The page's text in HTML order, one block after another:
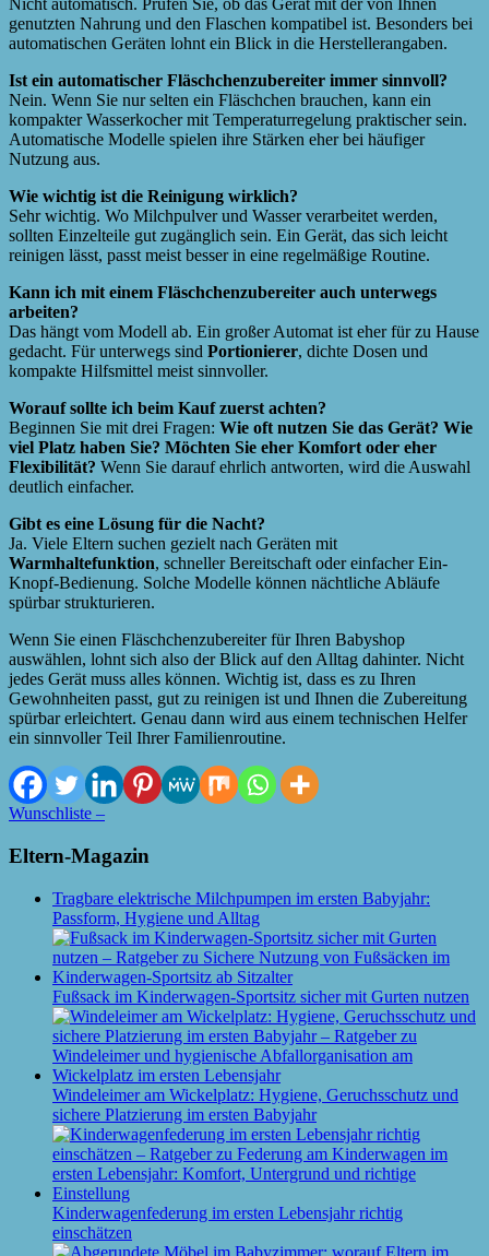
Nicht automatisch. Prüfen Sie, ob das Gerät mit der von Ihnen
genutzten Nahrung und den Flaschen kompatibel ist. Besonders bei
automatischen Geräten lohnt ein Blick in die Herstellerangaben.
Ist ein automatischer Fläschchenzubereiter immer sinnvoll?
Nein. Wenn Sie nur selten ein Fläschchen brauchen, kann ein
kompakter Wasserkocher mit Temperaturregelung praktischer sein.
Automatische Modelle spielen ihre Stärken eher bei häufiger
Nutzung aus.
Wie wichtig ist die Reinigung wirklich?
Sehr wichtig. Wo Milchpulver und Wasser verarbeitet werden,
sollten Einzelteile gut zugänglich sein. Ein Gerät, das sich leicht
reinigen lässt, passt meist besser in eine regelmäßige Routine.
Kann ich mit einem Fläschchenzubereiter auch unterwegs
arbeiten?
Das hängt vom Modell ab. Ein großer Automat ist eher für zu Hause
gedacht. Für unterwegs sind Portionierer, dichte Dosen und
kompakte Hilfsmittel meist sinnvoller.
Worauf sollte ich beim Kauf zuerst achten?
Beginnen Sie mit drei Fragen: Wie oft nutzen Sie das Gerät? Wie
viel Platz haben Sie? Möchten Sie eher Komfort oder eher
Flexibilität? Wenn Sie darauf ehrlich antworten, wird die Auswahl
deutlich einfacher.
Gibt es eine Lösung für die Nacht?
Ja. Viele Eltern suchen gezielt nach Geräten mit
Warmhaltefunktion, schneller Bereitschaft oder einfacher Ein-
Knopf-Bedienung. Solche Modelle können nächtliche Abläufe
spürbar strukturieren.
Wenn Sie einen Fläschchenzubereiter für Ihren Babyshop
auswählen, lohnt sich also der Blick auf den Alltag dahinter. Nicht
jedes Gerät muss alles können. Wichtig ist, dass es zu Ihren
Gewohnheiten passt, gut zu reinigen ist und Ihnen die Zubereitung
spürbar erleichtert. Genau dann wird aus einem technischen Helfer
ein sinnvoller Teil Ihrer Familienroutine.
Wunschliste –
Eltern-Magazin
Tragbare elektrische Milchpumpen im ersten Babyjahr:
Passform, Hygiene und Alltag
Fußsack im Kinderwagen-Sportsitz sicher mit Gurten nutzen
Windeleimer am Wickelplatz: Hygiene, Geruchsschutz und
sichere Platzierung im ersten Babyjahr
Kinderwagenfederung im ersten Lebensjahr richtig
einschätzen